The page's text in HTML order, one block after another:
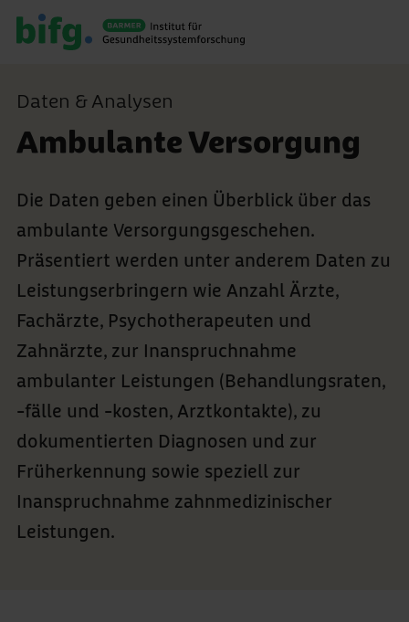
Daten & Analysen
Ambulante Versorgung
Die Daten geben einen Überblick über das
ambulante Versorgungsgeschehen.
Präsentiert werden unter anderem Daten zu
Leistungserbringern wie Anzahl Ärzte,
Fachärzte, Psychotherapeuten und
Zahnärzte, zur Inanspruchnahme
ambulanter Leistungen (Behandlungsraten,
-fälle und -kosten, Arztkontakte), zu
dokumentierten Diagnosen und zur
Früherkennung sowie speziell zur
Inanspruchnahme zahnmedizinischer
Leistungen.